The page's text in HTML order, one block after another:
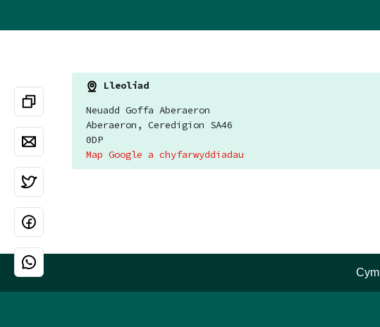
Lleoliad
Neuadd Goffa Aberaeron
Aberaeron, Ceredigion SA46
0DP
Map Google a chyfarwyddiadau